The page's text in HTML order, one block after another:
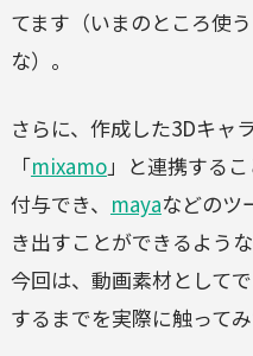
てます（いまのところ使
な）。
さらに、作成した3Dキャ
「mixamo」と連携する
付与でき、 mayaなどのツ
き出すことができるような
今回は、動画素材として
するまでを実際に触って